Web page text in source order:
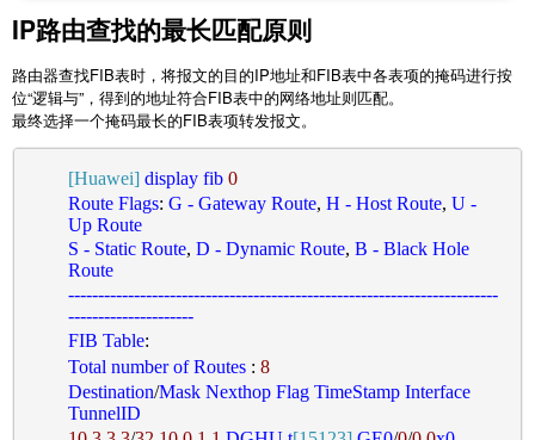
IP路由查找的最长匹配原则
路由器查找FIB表时，将报文的目的IP地址和FIB表中各表项的掩码进行按
位“逻辑与”，得到的地址符合FIB表中的网络地址则匹配。
最终选择一个掩码最长的FIB表项转发报文。
[Huawei] display fib 0
Route Flags: G - Gateway Route, H - Host Route, U -
Up Route
S - Static Route, D - Dynamic Route, B - Black Hole
Route
------------------------------------------------------------------------
---------------------
FIB Table:
Total number of Routes : 8
Destination/Mask Nexthop Flag TimeStamp Interface
TunnelID